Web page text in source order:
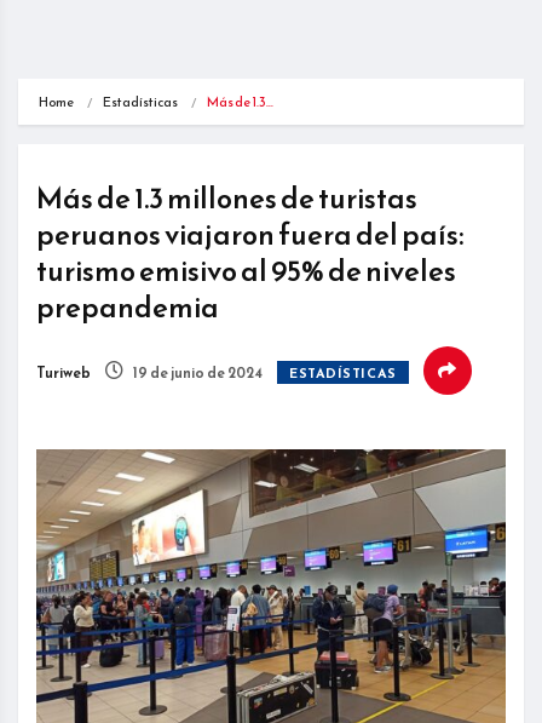
Home Estadísticas Más de 1.3…
Más de 1.3 millones de turistas
peruanos viajaron fuera del país:
turismo emisivo al 95% de niveles
prepandemia
Turiweb 19 de junio de 2024 ESTADÍSTICAS